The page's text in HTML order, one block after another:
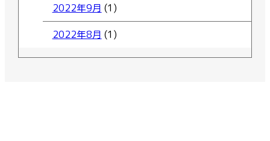
2022年9月 (1)
2022年8月 (1)